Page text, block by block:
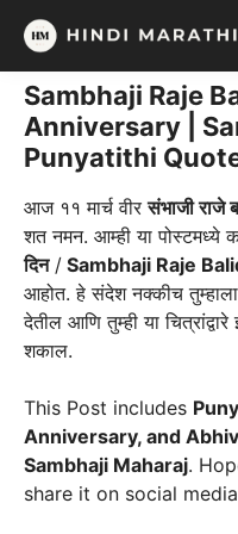
Skip
content
Sambhaji Raje
Anniversary |
Punyatithi
आज ११ मार्च वीरसंभाजी राजे
शत नमन. आम्ही या पोस्टमध्ये
दिन/ Sambhaji Raje
आहोत. हे संदेश नक्कीच तुम्हाला
देतील आणि तुम्ही या चित्रांद्वारे
शकाल.
This Post includes
Anniversary, and
Sambhaji Maharaj.
share it on social